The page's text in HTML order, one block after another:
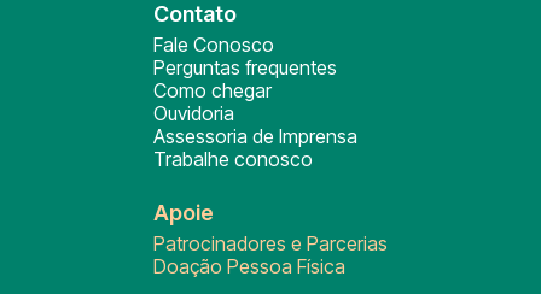
Contato
Fale Conosco
Perguntas frequentes
Como chegar
Ouvidoria
Assessoria de Imprensa
Trabalhe conosco
Apoie
Patrocinadores e Parcerias
Doação Pessoa Física